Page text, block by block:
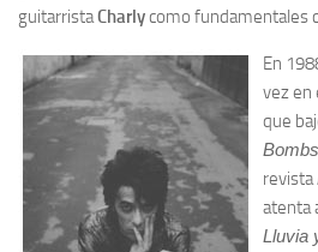
guitarristaCharlycomo fundamentales
En
vez en
que
Bombs
revista
atenta
Lluvia